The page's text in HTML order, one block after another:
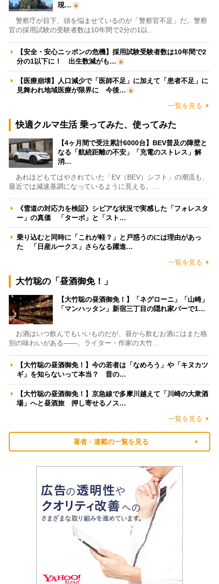
現…
警察庁が目下、頭を悩ませているのが「警察官不足」だ。警察
官の採用試験の受験者数は10年間で2分の1以…
【安全・安心ニッポンの危機】採用試験受験者数は10年間で2
分の1以下に！ 出生数減がも…
【医療崩壊】人口減少で「医師不足」に加えて「患者不足」に
見舞われ地域医療が限界に 今後…
一覧を見る
快適クルマ生活 乗ってみた、使ってみた
【4ヶ月間で受注累計6000台】BEV普及の障壁と
なる「航続距離の不安」「充電のストレス」解
消…
あれほどもてはやされていた「EV（BEV）シフト」の潮流も、
最近では減速基調になっているように見える。…
《雪道の対応力を検証》シビアな状況で実感した「フォレスタ
ー」の真価 「ターボ」と「スト…
乗り込むと同時に「これが軽？」と戸惑うのには理由があっ
た 「日産ルークス」さらなる躍進…
一覧を見る
大竹聡の「昼酒御免！」
【大竹聡の昼酒御免！】「ネグローニ」「山崎」
「マンハッタン」新宿三丁目の隠れ家バーで1…
お酒はいつ飲んでもいいものだが、昼から飲むお酒にはまた格
別の味わいがある――。ライター・作家の大竹…
【大竹聡の昼酒御免！】今の若者は「なめろう」や「キヌカツ
ギ」を知らないって本当？ 昔の…
【大竹聡の昼酒御免！】京急線で多摩川越えて「川崎の大衆酒
場」へと昼酒旅 押し寄せるノス…
一覧を見る
著者・連載の一覧を見る